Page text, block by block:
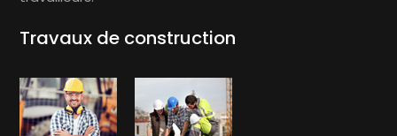
Travaux de construction